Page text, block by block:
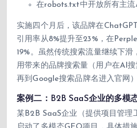
在robots.txt中开放所有主流
实施四个月后，该品牌在
引用率从8%提升至23%，在
19%。虽然传统搜索流量继续下滑
用带来的品牌搜索量（用户在AI搜
再到Google搜索品牌名进入官网
案例二：B2B SaaS企业的多模
某B2B SaaS企业（提供项目管理